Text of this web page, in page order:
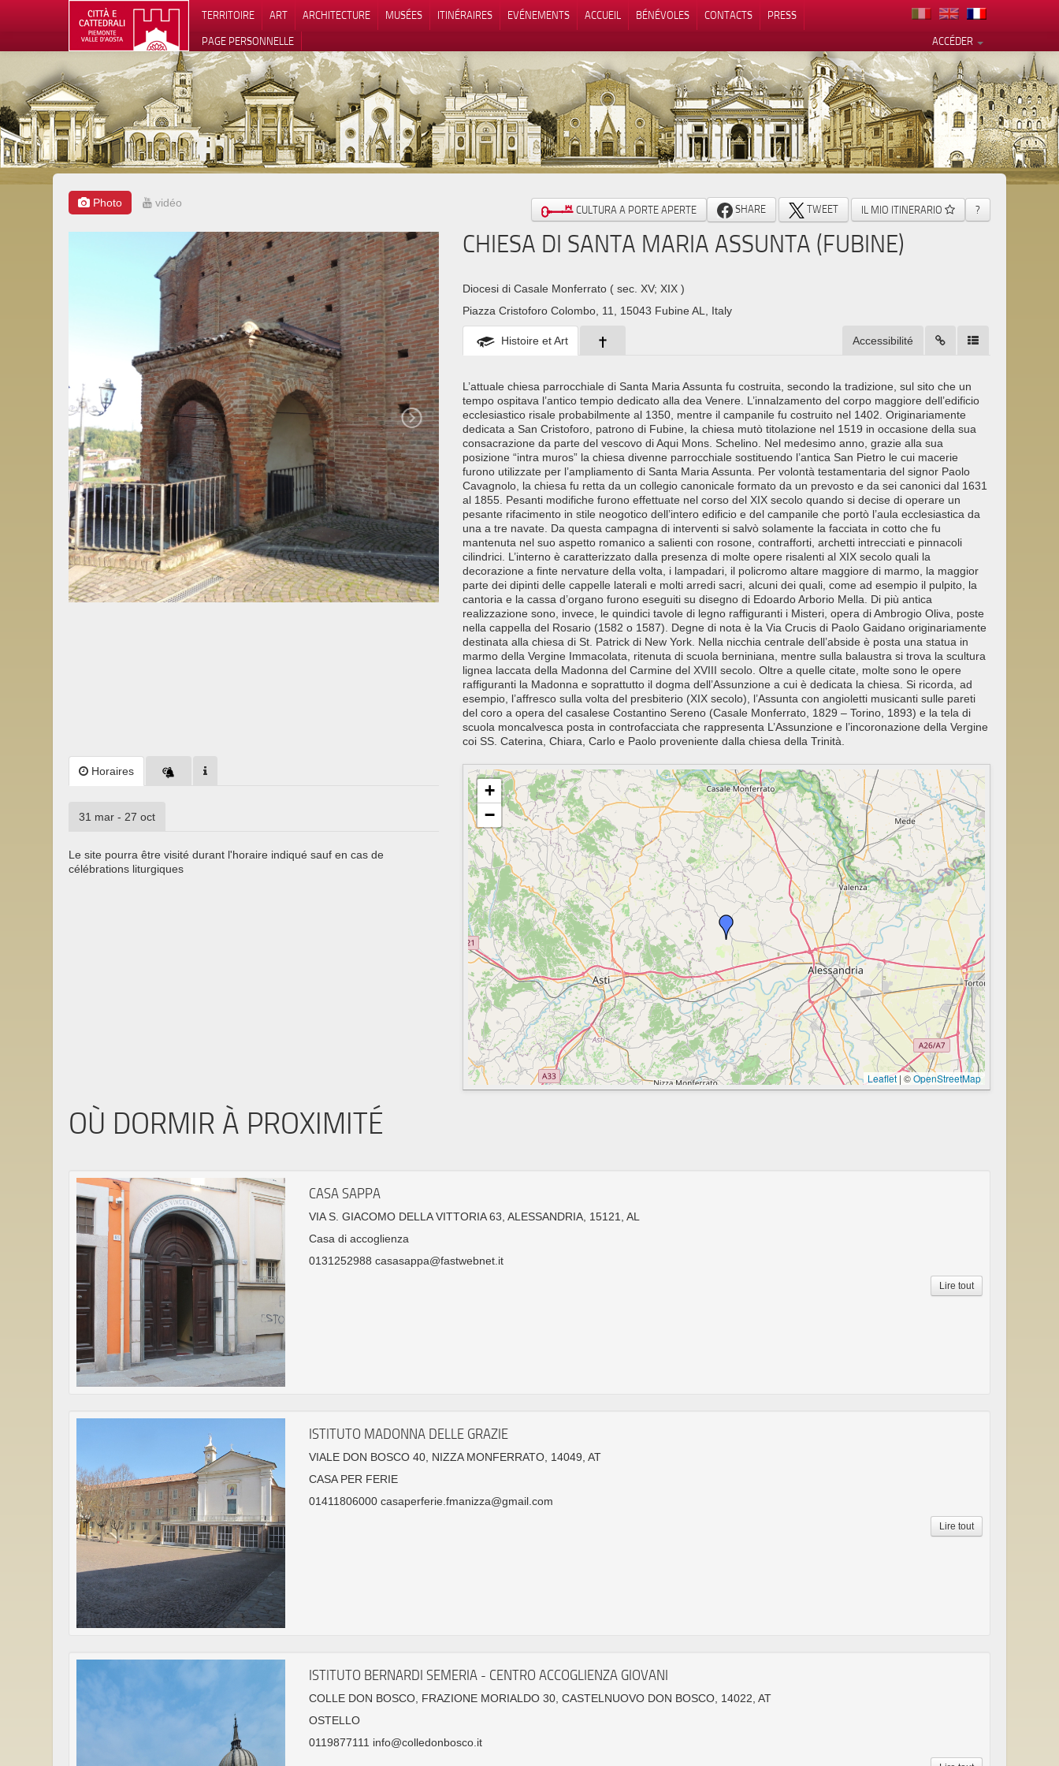
TERRITOIRE ART ARCHITECTURE MUSÉES ITINÉRAIRES EVÉNEMENTS ACCUEIL BÉNÉVOLES CONTACTS
PRESS
ACCÉDER
PAGE PERSONNELLE
Photo vidéo CULTURA A PORTE APERTE SHARE TWEET IL MIO ITINERARIO ?
CHIESA DI SANTA MARIA ASSUNTA (FUBINE)
Diocesi di Casale Monferrato ( sec. XV; XIX )
Piazza Cristoforo Colombo, 11, 15043 Fubine AL, Italy
Histoire et Art Accessibilité
L’attuale chiesa parrocchiale di Santa Maria Assunta fu costruita, secondo la tradizione, sul sito che un
tempo ospitava l’antico tempio dedicato alla dea Venere. L’innalzamento del corpo maggiore dell’edificio
ecclesiastico risale probabilmente al 1350, mentre il campanile fu costruito nel 1402. Originariamente
dedicata a San Cristoforo, patrono di Fubine, la chiesa mutò titolazione nel 1519 in occasione della sua
consacrazione da parte del vescovo di Aqui Mons. Schelino. Nel medesimo anno, grazie alla sua
posizione “intra muros” la chiesa divenne parrocchiale sostituendo l’antica San Pietro le cui macerie
furono utilizzate per l’ampliamento di Santa Maria Assunta. Per volontà testamentaria del signor Paolo
Cavagnolo, la chiesa fu retta da un collegio canonicale formato da un prevosto e da sei canonici dal 1631
al 1855. Pesanti modifiche furono effettuate nel corso del XIX secolo quando si decise di operare un
pesante rifacimento in stile neogotico dell’intero edificio e del campanile che portò l’aula ecclesiastica da
una a tre navate. Da questa campagna di interventi si salvò solamente la facciata in cotto che fu
mantenuta nel suo aspetto romanico a salienti con rosone, contrafforti, archetti intrecciati e pinnacoli
cilindrici. L’interno è caratterizzato dalla presenza di molte opere risalenti al XIX secolo quali la
decorazione a finte nervature della volta, i lampadari, il policromo altare maggiore di marmo, la maggior
parte dei dipinti delle cappelle laterali e molti arredi sacri, alcuni dei quali, come ad esempio il pulpito, la
cantoria e la cassa d’organo furono eseguiti su disegno di Edoardo Arborio Mella. Di più antica
realizzazione sono, invece, le quindici tavole di legno raffiguranti i Misteri, opera di Ambrogio Oliva, poste
nella cappella del Rosario (1582 o 1587). Degne di nota è la Via Crucis di Paolo Gaidano originariamente
destinata alla chiesa di St. Patrick di New York. Nella nicchia centrale dell’abside è posta una statua in
marmo della Vergine Immacolata, ritenuta di scuola berniniana, mentre sulla balaustra si trova la scultura
lignea laccata della Madonna del Carmine del XVIII secolo. Oltre a quelle citate, molte sono le opere
raffiguranti la Madonna e soprattutto il dogma dell’Assunzione a cui è dedicata la chiesa. Si ricorda, ad
esempio, l’affresco sulla volta del presbiterio (XIX secolo), l’Assunta con angioletti musicanti sulle pareti
del coro a opera del casalese Costantino Sereno (Casale Monferrato, 1829 – Torino, 1893) e la tela di
scuola moncalvesca posta in controfacciata che rappresenta L’Assunzione e l’incoronazione della Vergine
coi SS. Caterina, Chiara, Carlo e Paolo proveniente dalla chiesa della Trinità.
Horaires
31 mar - 27 oct
Le site pourra être visité durant l'horaire indiqué sauf en cas de
célébrations liturgiques
+
−
Leaflet | ©OpenStreetMap
OÙ DORMIR À PROXIMITÉ
CASA SAPPA
VIA S. GIACOMO DELLA VITTORIA 63, ALESSANDRIA, 15121, AL
Casa di accoglienza
0131252988 casasappa@fastwebnet.it
Lire tout
ISTITUTO MADONNA DELLE GRAZIE
VIALE DON BOSCO 40, NIZZA MONFERRATO, 14049, AT
CASA PER FERIE
01411806000 casaperferie.fmanizza@gmail.com
Lire tout
ISTITUTO BERNARDI SEMERIA - CENTRO ACCOGLIENZA GIOVANI
COLLE DON BOSCO, FRAZIONE MORIALDO 30, CASTELNUOVO DON BOSCO, 14022, AT
OSTELLO
0119877111 info@colledonbosco.it
Vos choix en matière de confidentialité